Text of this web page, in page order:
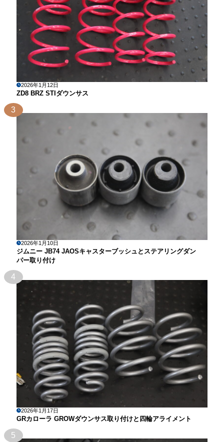
2026年1月12日
ZD8 BRZ STIダウンサス
3
2026年1月10日
ジムニー JB74 JAOSキャスターブッシュとステアリングダン
パー取り付け
4
2026年1月17日
GRカローラ GROWダウンサス取り付けと四輪アライメント
5